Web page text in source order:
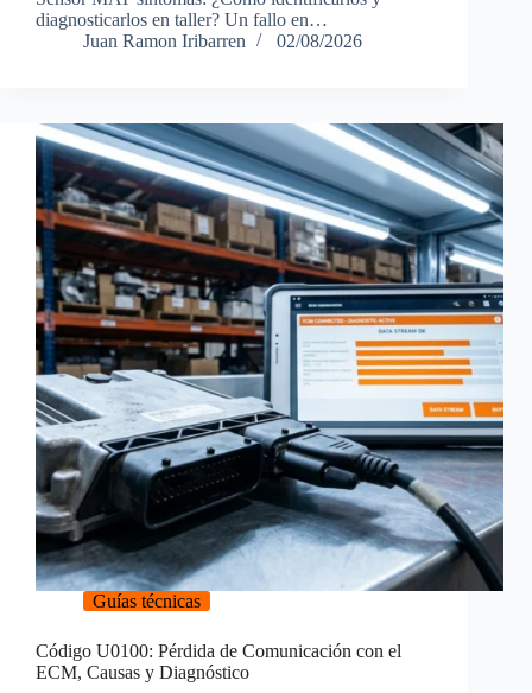
diagnosticarlos en taller? Un fallo en…
Juan Ramon Iribarren
02/08/2026
Guías técnicas
Código U0100: Pérdida de Comunicación con el
ECM, Causas y Diagnóstico